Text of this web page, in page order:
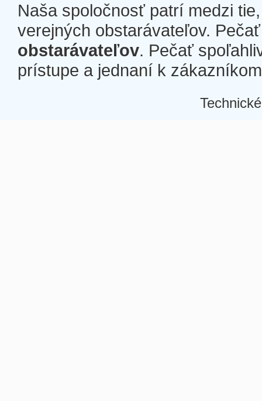
Naša spoločnosť patrí medzi
verejných obstarávateľov.
obstarávateľov. Pečať
prístupe a jednaní k